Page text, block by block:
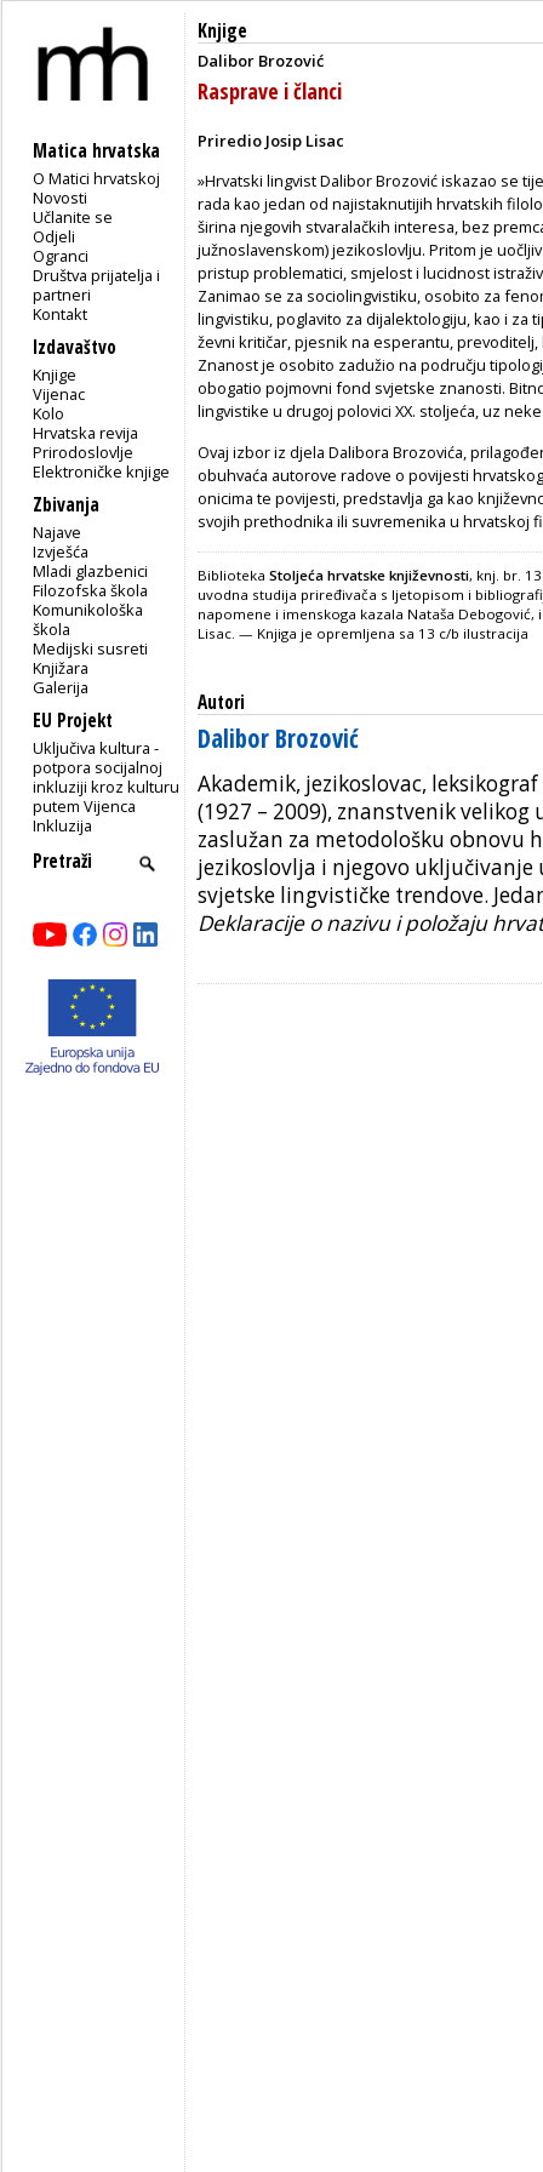
Matica hrvatska
O Matici hrvatskoj
Novosti
Učlanite se
Odjeli
Ogranci
Društva prijatelja i
partneri
Kontakt
Izdavaštvo
Knjige
Vijenac
Kolo
Hrvatska revija
Prirodoslovlje
Elektroničke knjige
Zbivanja
Najave
Izvješća
Mladi glazbenici
Filozofska škola
Komunikološka
škola
Medijski susreti
Knjižara
Galerija
EU Projekt
Uključiva kultura -
potpora socijalnoj
inkluziji kroz kulturu
putem Vijenca
Inkluzija
Knjige
Dalibor Brozović
Rasprave i članci
Priredio Josip Lisac
»Hrvatski lingvist Dalibor Brozović iskazao se
rada kao jedan od najistaknu­tijih hrvatskih
širina njegovih stvaralačkih interesa, bez
južnoslavenskom) jezikoslovlju. Pritom je
pristup problemati­ci, smjelost i lucidnost
Zanimao se za sociolingvistiku, osobito za
lingvistiku, poglavito za dija­lektologiju, kao i za
ževni kritičar, pjesnik na esperantu,
Znanost je osobito zadužio na područ­ju
obogatio pojmov­ni fond svjetske znanosti.
lingvistike u drugoj polovici XX. stoljeća, uz
Ovaj izbor iz djela Dalibora Brozovića,
obuhvaća autorove radove o povijesti
onicima te povijesti, predstavlja ga kao
svojih prethodnika ili suvremenika u hrvatskoj
Biblioteka Stoljeća hrvatske književnosti, knj. br.
uvodna studija priređivača s ljetopisom i
napomene i imenskoga kazala Nataša Debogović,
Lisac. — Knjiga je opremljena sa 13 c/b ilustracija
Autori
Dalibor Brozović
Akademik, jezikoslovac,
(1927 – 2009), znanstvenik velikog
zaslužan za metodološku obnovu
jezikoslovlja i njegovo uključivanje
svjetske lingvističke trendove.
Deklaracije o nazivu i položaju